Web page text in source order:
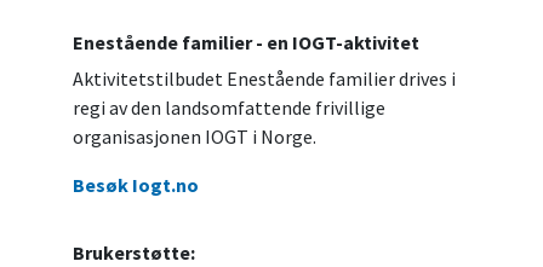
Enestående familier - en IOGT-aktivitet
Aktivitetstilbudet Enestående familier drives i
regi av den landsomfattende frivillige
organisasjonen IOGT i Norge.
Besøk Iogt.no
Brukerstøtte: